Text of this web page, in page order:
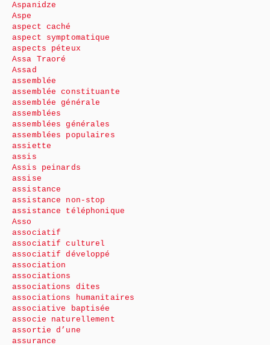
Aspanidze
Aspe
aspect caché
aspect symptomatique
aspects péteux
Assa Traoré
Assad
assemblée
assemblée constituante
assemblée générale
assemblées
assemblées générales
assemblées populaires
assiette
assis
Assis peinards
assise
assistance
assistance non-stop
assistance téléphonique
Asso
associatif
associatif culturel
associatif développé
association
associations
associations dites
associations humanitaires
associative baptisée
associe naturellement
assortie d’une
assurance